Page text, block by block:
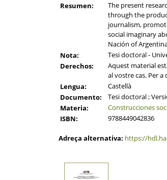
Resumen:
The present
through the
journalism,
social imaginary
Nación of
Nota:
Tesi doctoral -
Derechos:
Aquest material
al vostre cas. Per
Lengua:
Castellà
Documento:
Tesi doctoral ;
Materia:
Construcciones
ISBN:
9788449042836
Adreça alternativa: https://